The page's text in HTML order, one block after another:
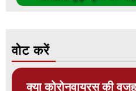
वोट करें
क्या कोरोनवायरस की